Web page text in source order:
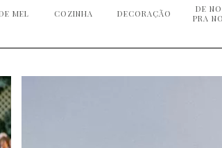
MEL COZINHA DECORAÇÃO
DE
PRA